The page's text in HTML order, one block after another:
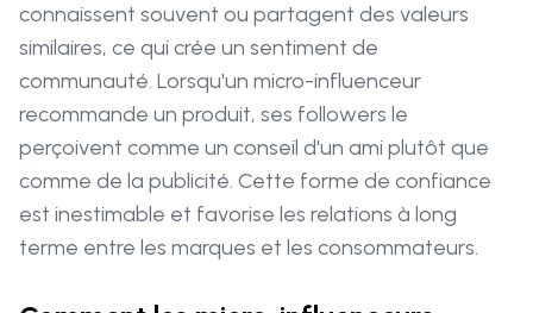
connaissent souvent ou partagent des valeurs
similaires, ce qui crée un sentiment de
communauté. Lorsqu'un micro-influenceur
recommande un produit, ses followers le
perçoivent comme un conseil d'un ami plutôt que
comme de la publicité. Cette forme de confiance
est inestimable et favorise les relations à long
terme entre les marques et les consommateurs.